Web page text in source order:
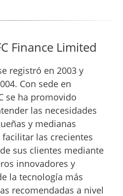
Finance Limited
registró en 2003 y
Con sede en
se ha promovido
las necesidades
y medianas
facilitar las crecientes
sus clientes mediante
innovadores y
la tecnología más
recomendadas a nivel